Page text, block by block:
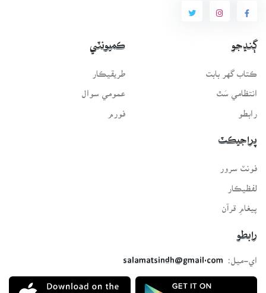
ڳنڍجو
ڪتاب گهر بابت
انتظامي سَٿ
رابطو
ڪميونٽي
طريقيڪار
عمومي سوال
فورم
پراجيڪٽ
فونٽ سرور
لفظيڪار
پيغامِ قرآن
رابطو
اي-ميل:
salamatsindh@gmail.com